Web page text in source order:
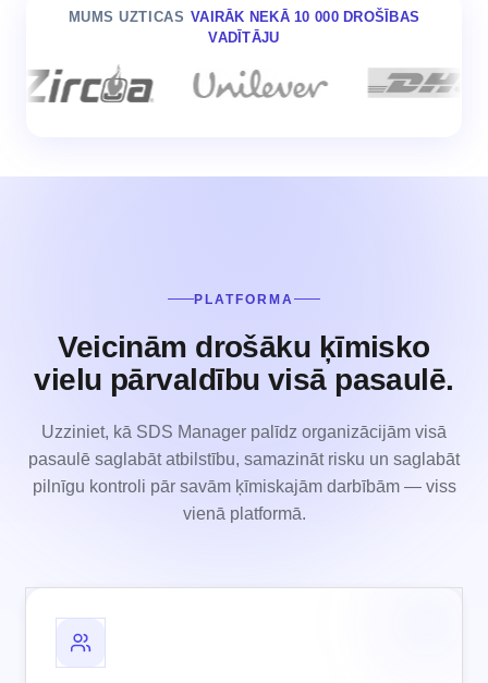
MUMS UZTICAS VAIRĀK NEKĀ 10 000 DROŠĪBAS
VADĪTĀJU
PLATFORMA
Veicinām drošāku ķīmisko
vielu pārvaldību visā pasaulē.
Uzziniet, kā SDS Manager palīdz organizācijām visā
pasaulē saglabāt atbilstību, samazināt risku un saglabāt
pilnīgu kontroli pār savām ķīmiskajām darbībām — viss
vienā platformā.